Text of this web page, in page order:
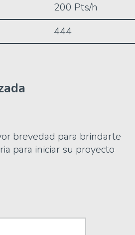
200 Pts/h
444
brevedad para brindarte
para iniciar su proyecto